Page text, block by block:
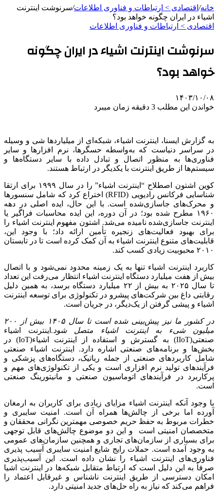
خانه/ اقتصادی > ارتباطات و فناوری اطلاعات/سرنوشت اینترنت
اشیاء در ایران چگونه خواهد بود؟
اقتصادی > ارتباطات و فناوری اطلاعات
سرنوشت اینترنت اشیاء در ایران چگونه
خواهد بود؟
۱۴۰۳/۱۰/۰۸
خواندن این مطلب 3 دقیقه زمان میبرد
به گزارش ایسنا، اینترنت اشیاء، شبکه‌ای از میلیاردها شی و وسیله
در سراسر دنیاست که به‌واسطه حسگرها، نرم افزارها و سایر
فناوری‌ها به منظور اتصال و تبادل داده با سایر دستگاه‌ها و
سیستم‌ها از طریق اینترنت با یکدیگر در ارتباط هستند.
کوین اشتون اصطلاح “اینترنت اشیاء” را در سال ۱۹۹۹ برای ارتقا
شناسایی فرکانس رادیویی (RFID) اختراع کرد که شامل سنسورها
و محرک‌های جاسازی‌شده است. با این حال، ایده اصلی در دهه
۱۹۶۰ مطرح شده بود؛ در آن دوره، این ایده محاسبات فراگیر یا
اینترنت جاسازی‌شده نامیده‌ می‌شد. اشتون مفهوم اینترنت اشیاء را
برای بهبود فعالیت‌های زنجیره تأمین ارائه داد؛ با وجود این،
قابلیت‌های متنوع اینترنت اشیاء به آن کمک کرده است تا در تابستان
۲۰۱۰ محبوبیت زیادی کسب کند.
کاربرد اینترنت اشیاء تنها به یک زمینه محدود نمی‌شود و با اتصال
بیش از هفت میلیارد دستگاه اینترنت اشیاء انتظار می‌رفت این تعداد
تا سال ۲۰۲۵ به بیش از ۲۲ میلیارد دستگاه برسد، به همین دلیل
رقابتی داغ بین شرکت‌های پیشرو در تکنولوژی برای توسعه اینترنت
اشیاء و پیشی گرفتن از یک‌دیگر، در جریان است.
در کشور ما نیز پیش‌بینی شده است تا سال ۱۴۰۵ بیش از ۲۰۰
میلیون شیء به اینترنت اشیاء متصل شود. اینترنت اشیاء
صنعتی‌(IIoT) به گسترش و استفاده از اینترنت اشیاء(IoT) در
بخش‌ها و برنامه‌های صنعتی اشاره دارد. اینترنت اشیاء صنعتی
شامل کاربردهای صنعتی از جمله رباتیک، دستگاه‌های پزشکی و
فرآیندهای تولید نرم افزاری است و یکی از تکنولوژی‌های مهم و
پرکاربرد در فرآیندهای اتوماسیون صنعتی و مانیتورینگ صنعتی
است.
با وجود آنکه اینترنت اشیاء مزایای زیادی برای کاربران به ارمغان
آورده اما برخی از چالش‌ها همراه آن است. امنیت سایبری و
خطرات مربوط به حفظ حریم خصوصی مهمترین نگرانی محققان و
متخصصان امنیتی است و این دو موضوع چالش‌های قابل توجهی
برای بسیاری از سازمان‌های تجاری و همچنین سازمان‌های عمومی
به وجود آمده است. حملات رایج شایع امنیت سایبری آسیب پذیری
فناوری‌های اینترنت اشیاء را نشان داده است. این آسیب‌پذیری
صرفاً به این دلیل است که ارتباط متقابل شبکه‌ها در اینترنت اشیا
امکان دسترسی از طریق اینترنت ناشناس و غیرقابل اعتماد را
فراهم‌ می‌کند که نیاز به راه حل‌های جدید امنیتی دارد.